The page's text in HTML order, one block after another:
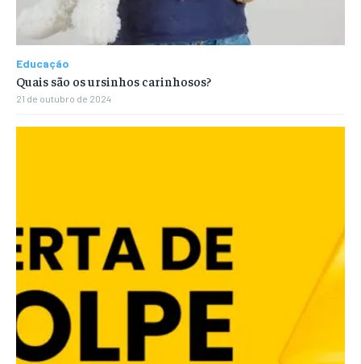
Educação
Quais são os ursinhos carinhosos?
21 de outubro de 2024